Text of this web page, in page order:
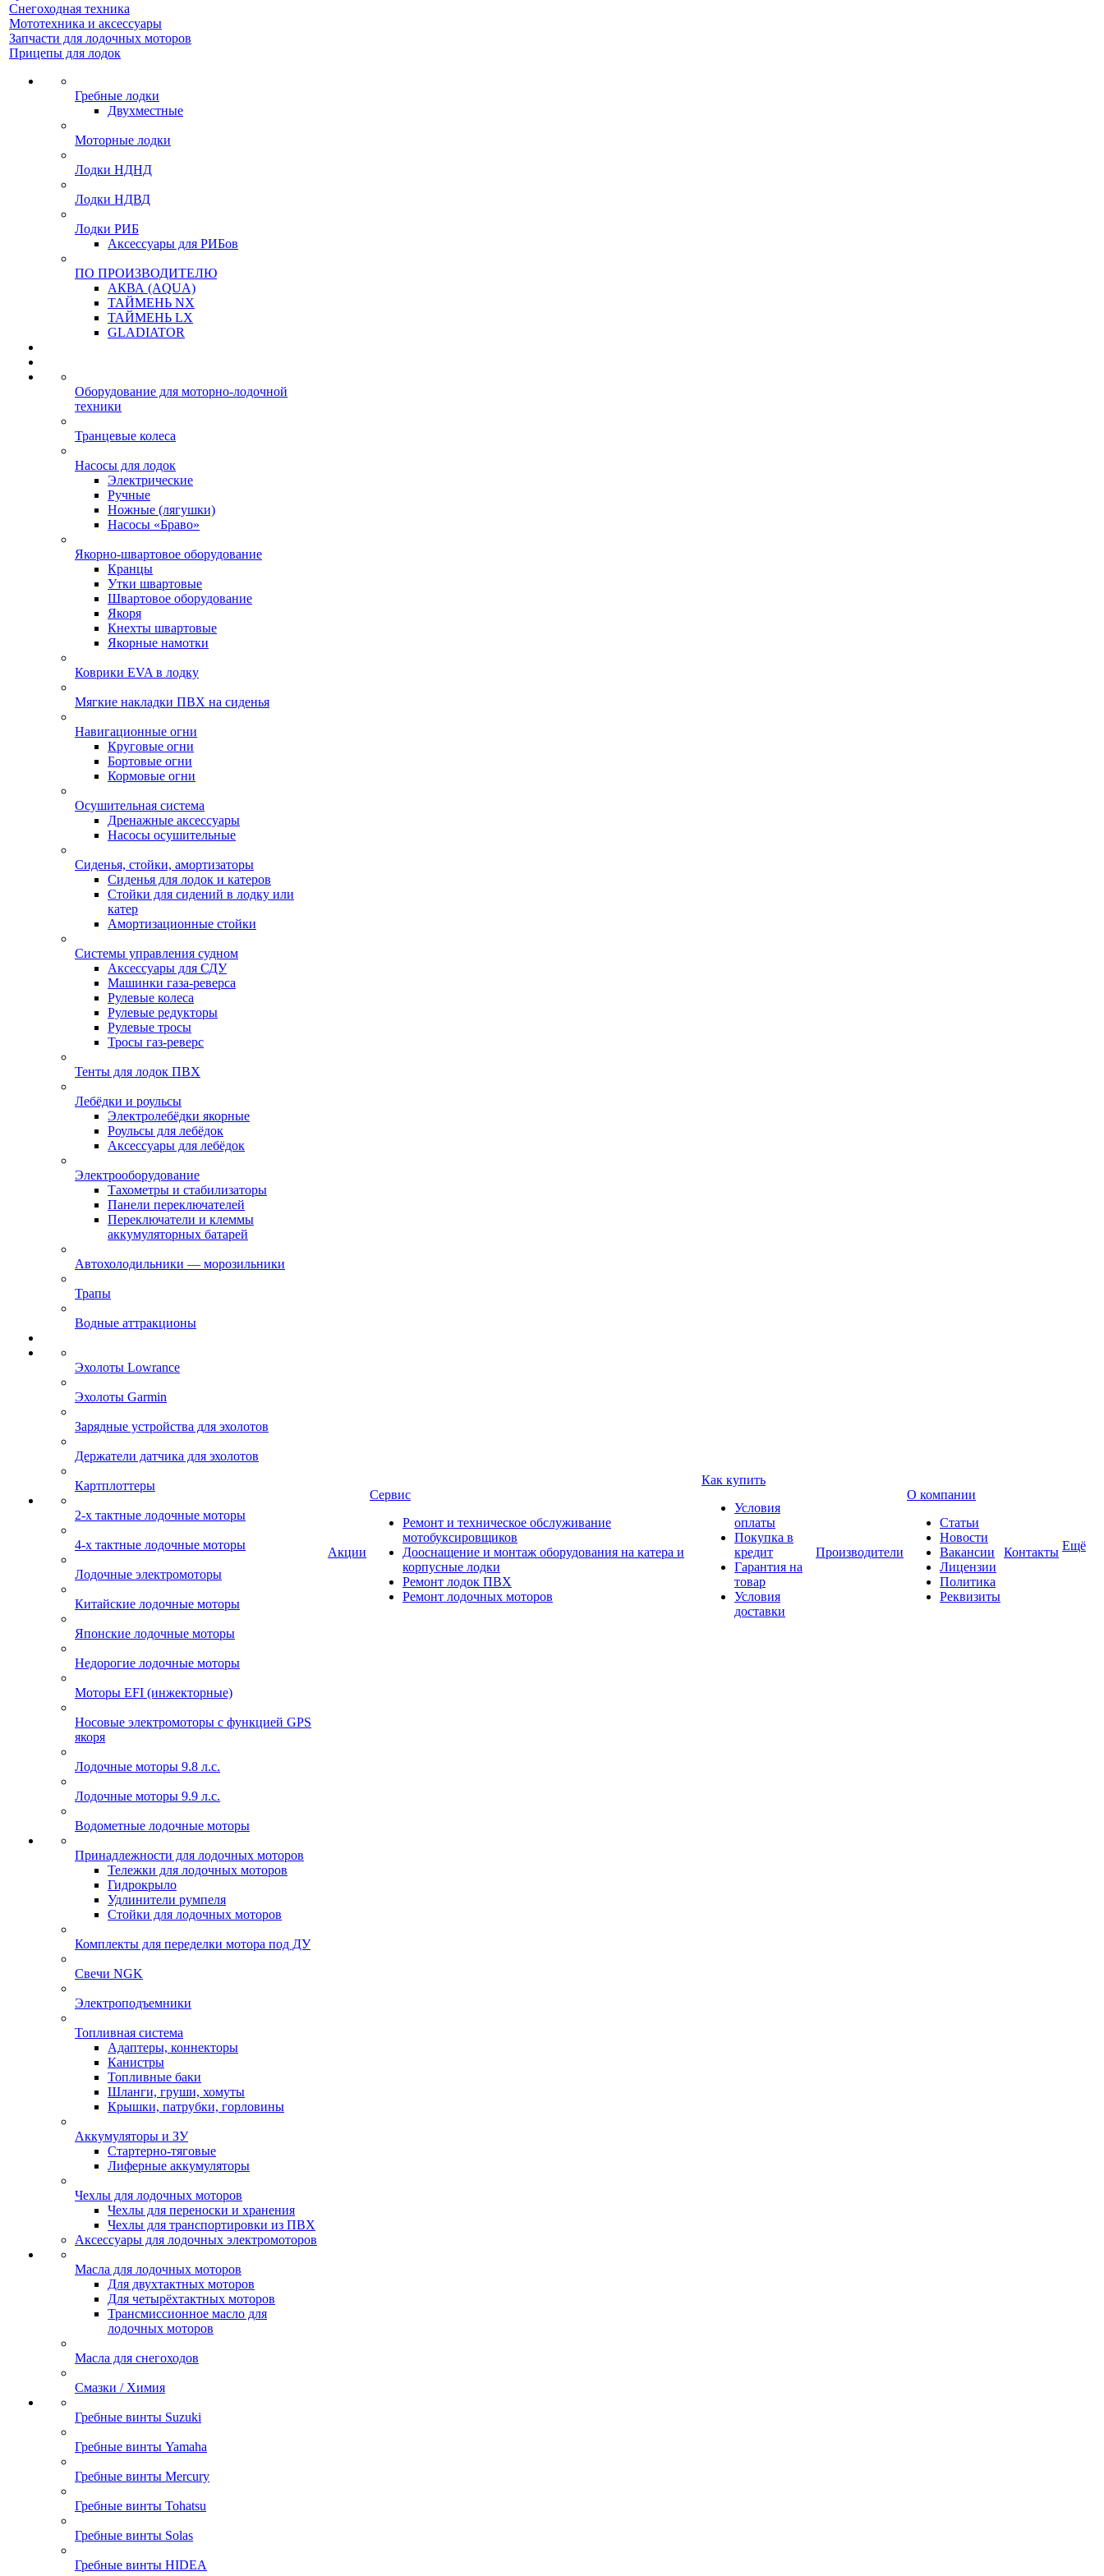
Снегоходная техника
Мототехника и аксессуары
Запчасти для лодочных моторов
Прицепы для лодок
Гребные лодки
Двухместные
Моторные лодки
Лодки НДНД
Лодки НДВД
Лодки РИБ
Аксессуары для РИБов
ПО ПРОИЗВОДИТЕЛЮ
АКВА (AQUA)
ТАЙМЕНЬ NX
ТАЙМЕНЬ LX
GLADIATOR
Оборудование для моторно-лодочной
техники
Транцевые колеса
Насосы для лодок
Электрические
Ручные
Ножные (лягушки)
Насосы «Браво»
Якорно-швартовое оборудование
Кранцы
Утки швартовые
Швартовое оборудование
Якоря
Кнехты швартовые
Якорные намотки
Коврики EVA в лодку
Мягкие накладки ПВХ на сиденья
Навигационные огни
Круговые огни
Бортовые огни
Кормовые огни
Осушительная система
Дренажные аксессуары
Насосы осушительные
Сиденья, стойки, амортизаторы
Сиденья для лодок и катеров
Стойки для сидений в лодку или
катер
Амортизационные стойки
Системы управления судном
Аксессуары для СДУ
Машинки газа-реверса
Рулевые колеса
Рулевые редукторы
Рулевые тросы
Тросы газ-реверс
Тенты для лодок ПВХ
Лебёдки и роульсы
Электролебёдки якорные
Роульсы для лебёдок
Аксессуары для лебёдок
Электрооборудование
Тахометры и стабилизаторы
Панели переключателей
Переключатели и клеммы
аккумуляторных батарей
Автохолодильники — морозильники
Трапы
Водные аттракционы
Эхолоты Lowrance
Эхолоты Garmin
Зарядные устройства для эхолотов
Держатели датчика для эхолотов
Картплоттеры
2-х тактные лодочные моторы
4-х тактные лодочные моторы
Лодочные электромоторы
Китайские лодочные моторы
Японские лодочные моторы
Недорогие лодочные моторы
Моторы EFI (инжекторные)
Носовые электромоторы с функцией GPS
якоря
Лодочные моторы 9.8 л.с.
Лодочные моторы 9.9 л.с.
Водометные лодочные моторы
Принадлежности для лодочных моторов
Тележки для лодочных моторов
Гидрокрыло
Удлинители румпеля
Стойки для лодочных моторов
Комплекты для переделки мотора под ДУ
Свечи NGK
Электроподъемники
Топливная система
Адаптеры, коннекторы
Канистры
Топливные баки
Шланги, груши, хомуты
Крышки, патрубки, горловины
Аккумуляторы и ЗУ
Стартерно-тяговые
Лиферные аккумуляторы
Чехлы для лодочных моторов
Чехлы для переноски и хранения
Чехлы для транспортировки из ПВХ
Аксессуары для лодочных электромоторов
Масла для лодочных моторов
Для двухтактных моторов
Для четырёхтактных моторов
Трансмиссионное масло для
лодочных моторов
Масла для снегоходов
Смазки / Химия
Гребные винты Suzuki
Гребные винты Yamaha
Гребные винты Mercury
Гребные винты Tohatsu
Гребные винты Solas
Гребные винты HIDEA
Акции
Сервис
Ремонт и техническое обслуживание
мотобуксировщиков
Дооснащение и монтаж оборудования на катера и
корпусные лодки
Ремонт лодок ПВХ
Ремонт лодочных моторов
Как купить
Условия
оплаты
Покупка в
кредит
Гарантия на
товар
Условия
доставки
Производители
О компании
Статьи
Новости
Вакансии
Лицензии
Политика
Реквизиты
Контакты Ещё